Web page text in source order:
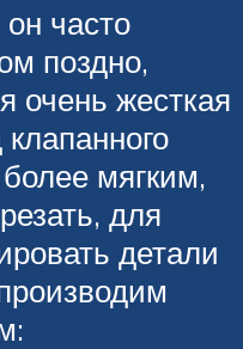
часто
поздно,
очень жесткая
мягким,
для
детали